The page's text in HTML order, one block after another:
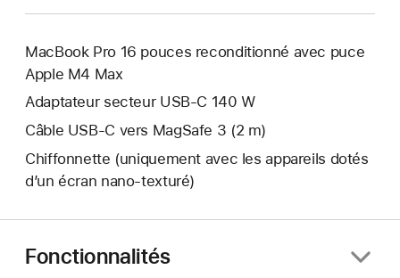
MacBook Pro 16 pouces reconditionné avec puce
Apple M4 Max
Adaptateur secteur USB-C 140 W
Câble USB-C vers MagSafe 3 (2 m)
Chiffonnette (uniquement avec les appareils dotés
d’un écran nano‑texturé)
Fonctionnalités